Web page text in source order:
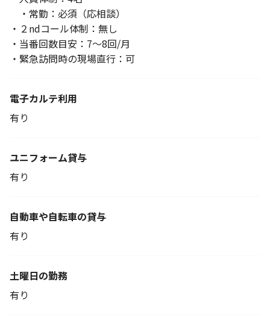
・常勤：必須（応相談）
・２ndコール体制：無し
・当番回数目安：7～8回/月
・緊急訪問時の現場直行：可
電子カルテ利用
有り
ユニフォーム貸与
有り
自動車や自転車の貸与
有り
土曜日の勤務
有り